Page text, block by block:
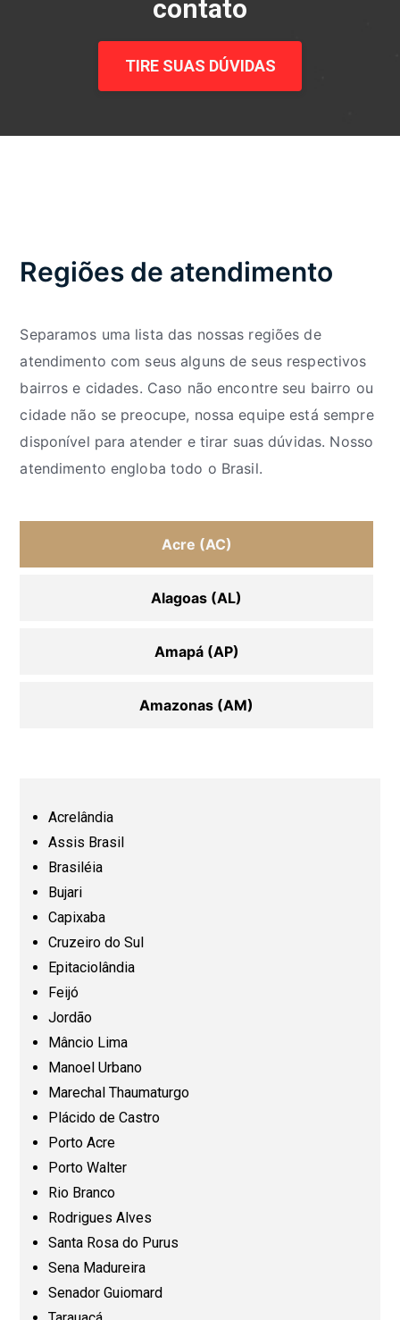
contato
TIRE SUAS DÚVIDAS
Regiões de atendimento
Separamos uma lista das nossas regiões de
atendimento com seus alguns de seus respectivos
bairros e cidades. Caso não encontre seu bairro ou
cidade não se preocupe, nossa equipe está sempre
disponível para atender e tirar suas dúvidas. Nosso
atendimento engloba todo o Brasil.
Acre (AC)
Alagoas (AL)
Amapá (AP)
Amazonas (AM)
Paraíba (PB)
Paraná (PR)
Acrelândia
Assis Brasil
Brasiléia
Bujari
Capixaba
Cruzeiro do Sul
Epitaciolândia
Feijó
Jordão
Mâncio Lima
Manoel Urbano
Marechal Thaumaturgo
Plácido de Castro
Porto Acre
Porto Walter
Rio Branco
Rodrigues Alves
Santa Rosa do Purus
Sena Madureira
Senador Guiomard